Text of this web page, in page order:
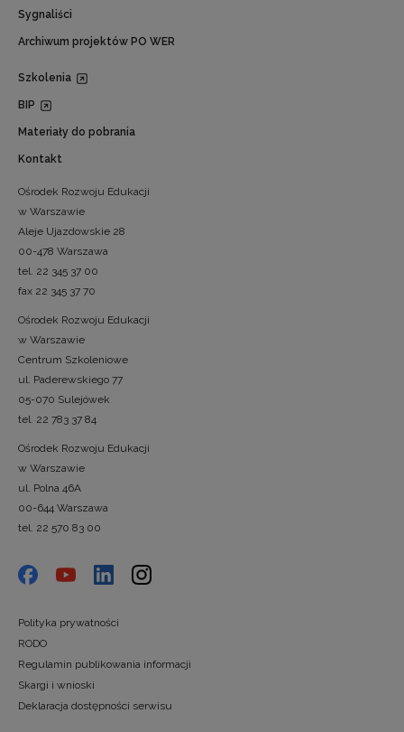
Sygnaliści
Archiwum projektów PO WER
Szkolenia
BIP
Materiały do pobrania
Kontakt
Ośrodek Rozwoju Edukacji
w Warszawie
Aleje Ujazdowskie 28
00-478 Warszawa
tel. 22 345 37 00
fax 22 345 37 70
Ośrodek Rozwoju Edukacji
w Warszawie
Centrum Szkoleniowe
ul. Paderewskiego 77
05-070 Sulejówek
tel. 22 783 37 84
Ośrodek Rozwoju Edukacji
w Warszawie
ul. Polna 46A
00-644 Warszawa
tel. 22 570 83 00
Polityka prywatności
RODO
Regulamin publikowania informacji
Skargi i wnioski
Deklaracja dostępności serwisu